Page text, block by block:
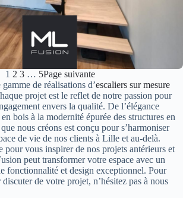
1 2 3 … 5Page suivante
de réalisations d’escaliers sur mesure
projet est le reflet de notre passion pour
envers la qualité. De l’élégance
bois à la modernité épurée des structures en
nous créons est conçu pour s’harmoniser
de vie de nos clients à Lille et au-delà.
pour vous inspirer de nos projets antérieurs et
peut transformer votre espace avec un
fonctionnalité et design exceptionnel. Pour
de votre projet, n’hésitez pas à nous